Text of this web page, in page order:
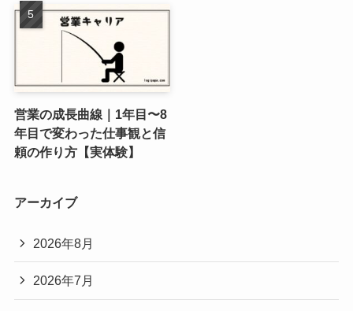
営業の成長曲線｜1年目〜8
年目で変わった仕事観と信
頼の作り方【実体験】
アーカイブ
2026年8月
2026年7月